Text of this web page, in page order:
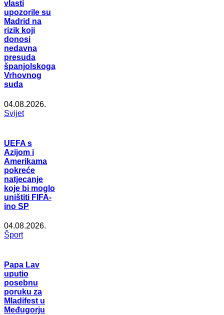
vlasti
upozorile su
Madrid na
rizik koji
donosi
nedavna
presuda
španjolskoga
Vrhovnog
suda
04.08.2026.
Svijet
UEFA s
Azijom i
Amerikama
pokreće
natjecanje
koje bi moglo
uništiti FIFA-
ino SP
04.08.2026.
Šport
Papa Lav
uputio
posebnu
poruku za
Mladifest u
Međugorju